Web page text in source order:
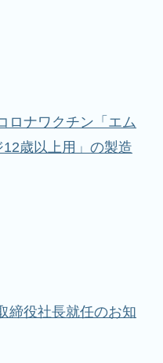
ロナワクチン「エム
歳以上用」の製造
締役社長就任のお知